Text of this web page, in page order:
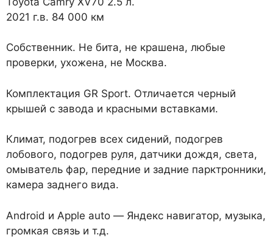
2021 г.в. 84 000 км
Собственник. Не бита, не крашена, любые
проверки, ухожена, не Москва.
Комплектация GR Sport. Отличается черный
крышей с завода и красными вставками.
Климат, подогрев всех сидений, подогрев
лобового, подогрев руля, датчики дождя, света,
омыватель фар, передние и задние парктронники,
камера заднего вида.
Android и Apple auto — Яндекс навигатор, музыка,
громкая связь и т.д.